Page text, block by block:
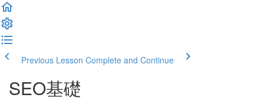
Previous Lesson Complete and Continue
SEO基礎